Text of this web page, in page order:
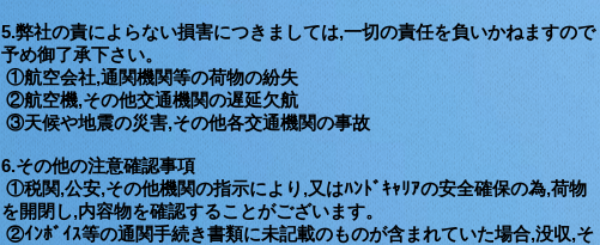
5.弊社の責によらない損害につきましては,一切の責任を負いかねますので
予め御了承下さい。
①航空会社,通関機関等の荷物の紛失
②航空機,その他交通機関の遅延欠航
③天候や地震の災害,その他各交通機関の事故
6.その他の注意確認事項
①税関,公安,その他機関の指示により,又はﾊﾝﾄﾞｷｬﾘｱの安全確保の為,荷物
を開閉し,内容物を確認することがございます。
②ｲﾝﾎﾞｲｽ等の通関手続き書類に未記載のものが含まれていた場合,没収,そ